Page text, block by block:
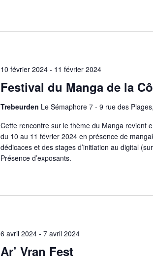
Festival du Manga de la
10 février 2024- 11 février 2024
Trebeurden Le Sémaphore 7 - 9 rue des
Cette rencontre sur le thème du Manga revient
du 10 au 11 février 2024 en présence de
dédicaces et des stages d’initiation au digital
Présence d’exposants.
Ar’ Vran Fest
6 avril 2024- 7 avril 2024